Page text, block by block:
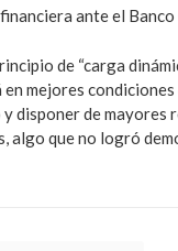
ante el
de “carga
mejores
disponer de mayores
algo que no logró